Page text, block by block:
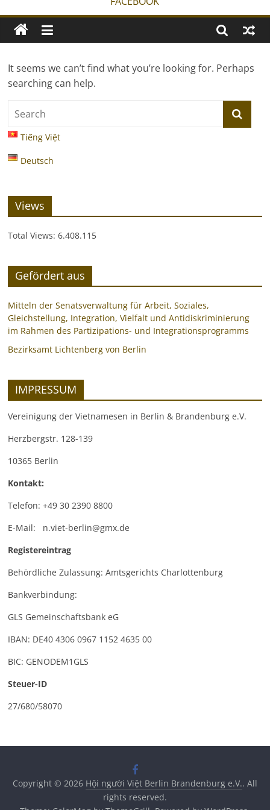
It seems we can’t find what you’re looking for. Perhaps
searching can help.
Tiếng Việt
Deutsch
Views
Total Views:6.408.115
Gefördert aus
Mitteln der Senatsverwaltung für Arbeit, Soziales,
Gleichstellung, Integration, Vielfalt und Antidiskriminierung
im Rahmen des Partizipations- und Integrationsprogramms
Bezirksamt Lichtenberg von Berlin
IMPRESSUM
Vereinigung der Vietnamesen in Berlin & Brandenburg e.V.
Herzbergstr. 128-139
10365 Berlin
Kontakt:
Telefon: +49 30 2390 8800
E-Mail: n.viet-berlin@gmx.de
Registereintrag
Behördliche Zulassung: Amtsgerichts Charlottenburg
Bankverbindung:
GLS Gemeinschaftsbank eG
IBAN: DE40 4306 0967 1152 4635 00
BIC: GENODEM1GLS
Steuer-ID
27/680/58070
Copyright © 2026 Hội người Việt Berlin Brandenburg e.V.. All
rights reserved.